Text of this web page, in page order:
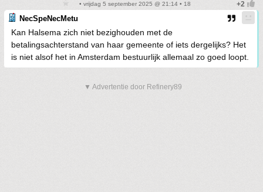
• vrijdag 5 september 2025 @ 21:14 • 18
NecSpeNecMetu
Kan Halsema zich niet bezighouden met de
betalingsachterstand van haar gemeente of iets dergelijks? Het
is niet alsof het in Amsterdam bestuurlijk allemaal zo goed loopt.
▼ Advertentie door Refinery89